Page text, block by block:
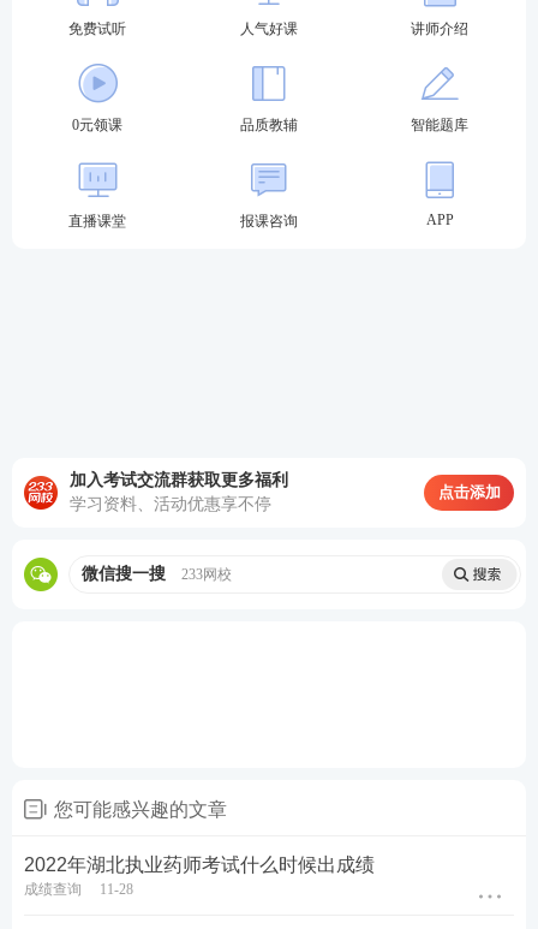
执业药师畅学班 ，性价比之选，
考试不过还可免
费重学1次
，购课有保障，备考更安心。
>>点此去了
解执业药师畅学班课程>>
考点集训打卡，每天攻克一个高频考点>>
免费试听 人气好课 讲师介绍
0元领课 品质教辅 智能题库
直播课堂 报课咨询 APP
加入考试交流群获取更多福利
学习资料、活动优惠享不停
点击添加
微信搜一搜 233网校
您可能感兴趣的文章
2022年湖北执业药师考试什么时候出成绩
成绩查询 11-28